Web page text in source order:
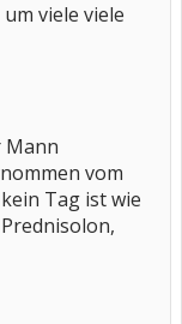
viele viele
Mann
vom
Tag ist wie